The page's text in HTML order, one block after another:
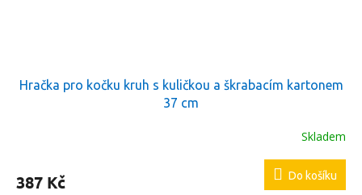
Hračka pro kočku kruh s kuličkou a škrabacím kartonem
37 cm
Skladem
387 Kč Do košíku